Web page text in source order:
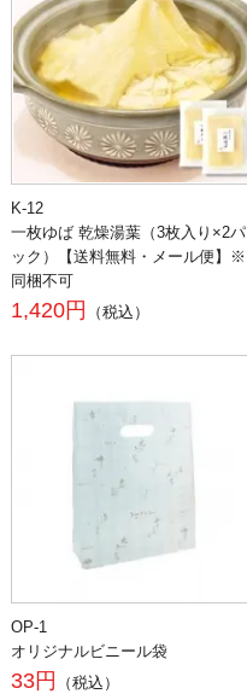
K-12
一枚ゆば 乾燥湯葉（3枚入り×2パ
ック）【送料無料・メール便】※
同梱不可
1,420円 （税込）
OP-1
オリジナルビニール袋
33円 （税込）